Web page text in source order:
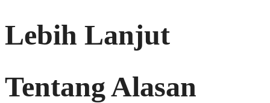
Lebih Lanjut
Tentang Alasan